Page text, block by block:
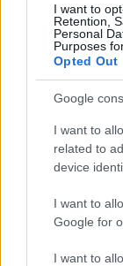
I want to
Retention,
Personal
Purposes
Opted Out
Google
I want to
related to
device
I want to
Google for
I want to
diMarco
22 Luglio